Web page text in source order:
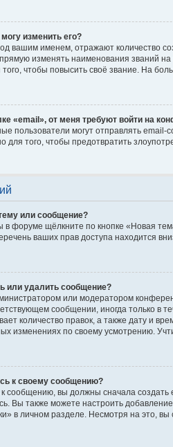
изменить его?
вашим именем, отражают количество
изменять наименования званий
чтобы повысить своё звание. На
«email», от меня требуют войти на
пользователи могут отправлять
для того, чтобы предотвратить
или сообщение?
в форуме щёлкните по кнопке «Новая
ваших прав доступа находится
или удалить сообщение?
или модератором
сообщении, иногда только в
количество правок, а также дату и
изменениях по своему усмотрению.
к своему сообщению?
сообщению, вы должны сначала
Вы также можете настроить
в личном разделе. Несмотря на это,